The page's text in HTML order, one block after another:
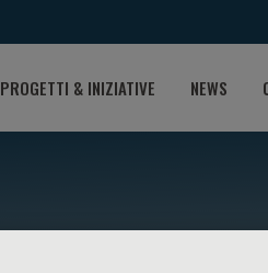
PROGETTI & INIZIATIVE NEWS